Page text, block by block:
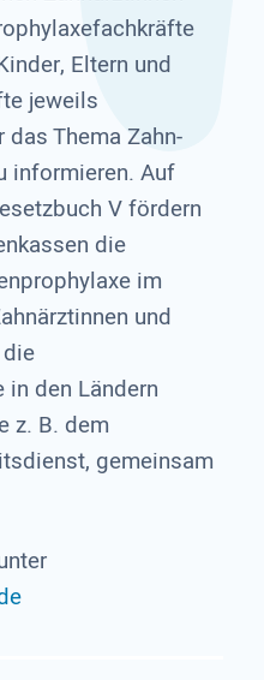
Eltern und
jeweils
Thema Zahn-
informieren. Auf
V fördern
die
im
und
den Ländern
z. B. dem
gemeinsam